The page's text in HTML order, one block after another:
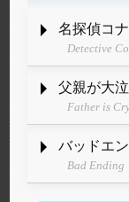
名探偵コ
Detective
父親が大
Father is
バッドエ
Bad Ending